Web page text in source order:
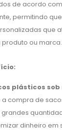
de acordo
permitindo
que
ou marca.
plásticos sob
compra de
dinheiro em